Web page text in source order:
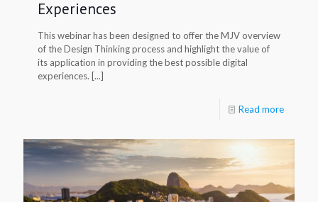
Experiences
This webinar has been designed to offer the MJV overview
of the Design Thinking process and highlight the value of
its application in providing the best possible digital
experiences. [...]
Read more